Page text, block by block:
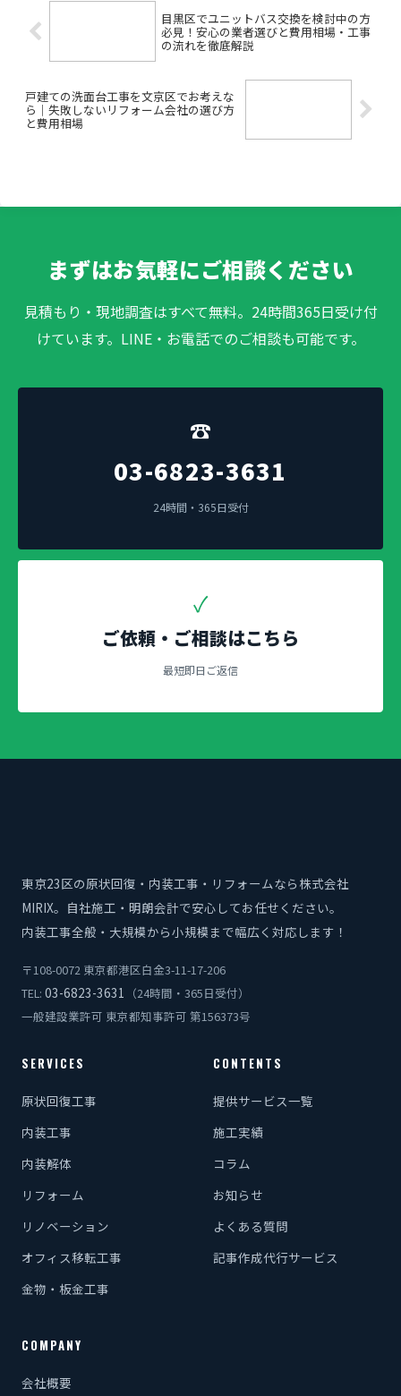
目黒区でユニットバス交換を検討中の方
必見！安心の業者選びと費用相場・工事
の流れを徹底解説
戸建ての洗面台工事を文京区でお考えな
ら｜失敗しないリフォーム会社の選び方
と費用相場
まずはお気軽にご相談ください
見積もり・現地調査はすべて無料。24時間365日受け付
けています。LINE・お電話でのご相談も可能です。
☎
03-6823-3631
24時間・365日受付
✓
ご依頼・ご相談はこちら
最短即日ご返信
東京23区の原状回復・内装工事・リフォームなら株式会社
MIRIX。自社施工・明朗会計で安心してお任せください。
内装工事全般・大規模から小規模まで幅広く対応します！
〒108-0072 東京都港区白金3-11-17-206
TEL: 03-6823-3631 （24時間・365日受付）
一般建設業許可 東京都知事許可 第156373号
SERVICES
原状回復工事
内装工事
内装解体
リフォーム
リノベーション
オフィス移転工事
金物・板金工事
CONTENTS
提供サービス一覧
施工実績
コラム
お知らせ
よくある質問
記事作成代行サービス
COMPANY
会社概要